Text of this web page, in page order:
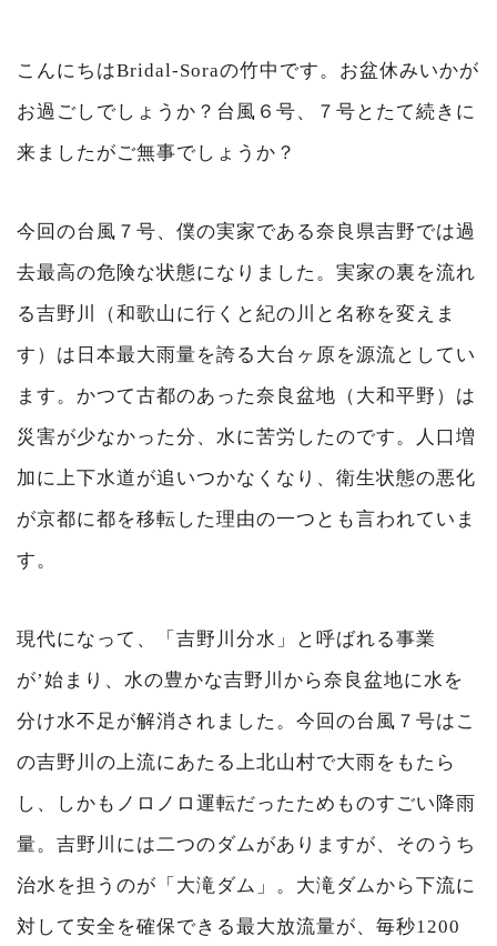
こんにちはBridal-Soraの竹中です。お盆休みいかが
お過ごしでしょうか？台風６号、７号とたて続きに
来ましたがご無事でしょうか？
今回の台風７号、僕の実家である奈良県吉野では過
去最高の危険な状態になりました。実家の裏を流れ
る吉野川（和歌山に行くと紀の川と名称を変えま
す）は日本最大雨量を誇る大台ヶ原を源流としてい
ます。かつて古都のあった奈良盆地（大和平野）は
災害が少なかった分、水に苦労したのです。人口増
加に上下水道が追いつかなくなり、衛生状態の悪化
が京都に都を移転した理由の一つとも言われていま
す。
現代になって、「吉野川分水」と呼ばれる事業
が’始まり、水の豊かな吉野川から奈良盆地に水を
分け水不足が解消されました。今回の台風７号はこ
の吉野川の上流にあたる上北山村で大雨をもたら
し、しかもノロノロ運転だったためものすごい降雨
量。吉野川には二つのダムがありますが、そのうち
治水を担うのが「大滝ダム」。大滝ダムから下流に
対して安全を確保できる最大放流量が、毎秒1200